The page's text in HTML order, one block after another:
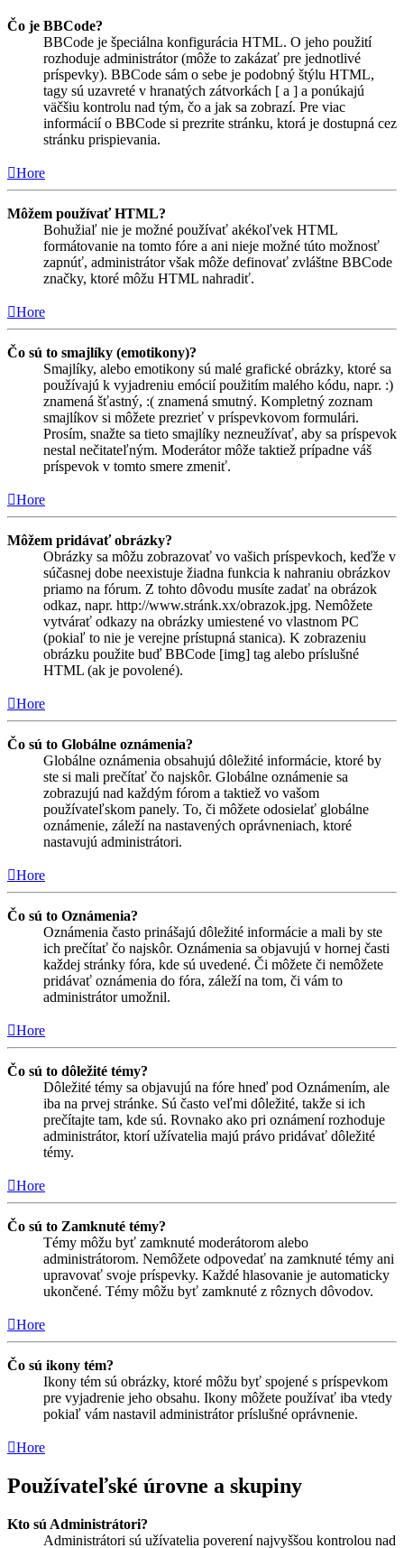
Čo je BBCode?
BBCode je špeciálna konfigurácia HTML. O jeho použití
rozhoduje administrátor (môže to zakázať pre jednotlivé
príspevky). BBCode sám o sebe je podobný štýlu HTML,
tagy sú uzavreté v hranatých zátvorkách [ a ] a ponúkajú
väčšiu kontrolu nad tým, čo a jak sa zobrazí. Pre viac
informácií o BBCode si prezrite stránku, ktorá je dostupná cez
stránku prispievania.
Hore
Môžem používať HTML?
Bohužiaľ nie je možné používať akékoľvek HTML
formátovanie na tomto fóre a ani nieje možné túto možnosť
zapnúť, administrátor však môže definovať zvláštne BBCode
značky, ktoré môžu HTML nahradiť.
Hore
Čo sú to smajlíky (emotikony)?
Smajlíky, alebo emotikony sú malé grafické obrázky, ktoré sa
používajú k vyjadreniu emócií použitím malého kódu, napr. :)
znamená šťastný, :( znamená smutný. Kompletný zoznam
smajlíkov si môžete prezrieť v príspevkovom formulári.
Prosím, snažte sa tieto smajlíky nezneužívať, aby sa príspevok
nestal nečitateľným. Moderátor môže taktiež prípadne váš
príspevok v tomto smere zmeniť.
Hore
Môžem pridávať obrázky?
Obrázky sa môžu zobrazovať vo vašich príspevkoch, keďže v
súčasnej dobe neexistuje žiadna funkcia k nahraniu obrázkov
priamo na fórum. Z tohto dôvodu musíte zadať na obrázok
odkaz, napr. http://www.stránk.xx/obrazok.jpg. Nemôžete
vytvárať odkazy na obrázky umiestené vo vlastnom PC
(pokiaľ to nie je verejne prístupná stanica). K zobrazeniu
obrázku použite buď BBCode [img] tag alebo príslušné
HTML (ak je povolené).
Hore
Čo sú to Globálne oznámenia?
Globálne oznámenia obsahujú dôležité informácie, ktoré by
ste si mali prečítať čo najskôr. Globálne oznámenie sa
zobrazujú nad každým fórom a taktiež vo vašom
používateľskom panely. To, či môžete odosielať globálne
oznámenie, záleží na nastavených oprávneniach, ktoré
nastavujú administrátori.
Hore
Čo sú to Oznámenia?
Oznámenia často prinášajú dôležité informácie a mali by ste
ich prečítať čo najskôr. Oznámenia sa objavujú v hornej časti
každej stránky fóra, kde sú uvedené. Či môžete či nemôžete
pridávať oznámenia do fóra, záleží na tom, či vám to
administrátor umožnil.
Hore
Čo sú to dôležité témy?
Dôležité témy sa objavujú na fóre hneď pod Oznámením, ale
iba na prvej stránke. Sú často veľmi dôležité, takže si ich
prečítajte tam, kde sú. Rovnako ako pri oznámení rozhoduje
administrátor, ktorí užívatelia majú právo pridávať dôležité
témy.
Hore
Čo sú to Zamknuté témy?
Témy môžu byť zamknuté moderátorom alebo
administrátorom. Nemôžete odpovedať na zamknuté témy ani
upravovať svoje príspevky. Každé hlasovanie je automaticky
ukončené. Témy môžu byť zamknuté z rôznych dôvodov.
Hore
Čo sú ikony tém?
Ikony tém sú obrázky, ktoré môžu byť spojené s príspevkom
pre vyjadrenie jeho obsahu. Ikony môžete používať iba vtedy
pokiaľ vám nastavil administrátor príslušné oprávnenie.
Hore
Používateľské úrovne a skupiny
Kto sú Administrátori?
Administrátori sú užívatelia poverení najvyššou kontrolou nad